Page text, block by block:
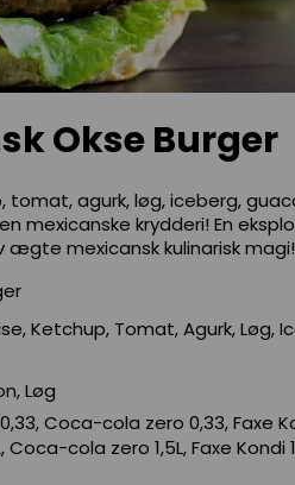
Okse Burger
tomat, agurk, løg, iceberg,
mexicanske krydderi! En
ægte mexicansk kulinarisk magi!
Ketchup, Tomat, Agurk, Løg,
Løg
Coca-cola zero 0,33, Faxe
cola zero 1,5L, Faxe Kondi